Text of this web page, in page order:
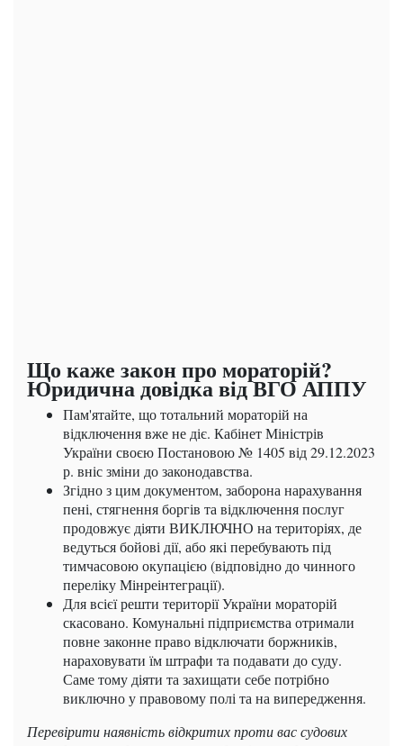
Що каже закон про мораторій?
Юридична довідка від ВГО АППУ
Пам'ятайте, що тотальний мораторій на
відключення вже не діє. Кабінет Міністрів
України своєю Постановою № 1405 від 29.12.2023
р. вніс зміни до законодавства.
Згідно з цим документом, заборона нарахування
пені, стягнення боргів та відключення послуг
продовжує діяти ВИКЛЮЧНО на територіях, де
ведуться бойові дії, або які перебувають під
тимчасовою окупацією (відповідно до чинного
переліку Мінреінтеграції).
Для всієї решти території України мораторій
скасовано. Комунальні підприємства отримали
повне законне право відключати боржників,
нараховувати їм штрафи та подавати до суду.
Саме тому діяти та захищати себе потрібно
виключно у правовому полі та на випередження.
Перевірити наявність відкритих проти вас судових